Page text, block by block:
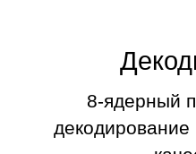
8-ядерный